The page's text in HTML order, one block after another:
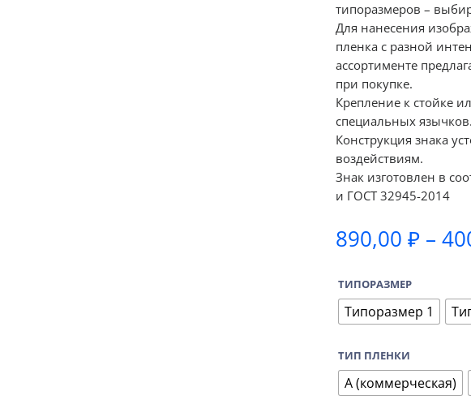
типоразмеров –
Для нанесения
пленка с разной
ассортименте
при покупке.
Крепление к стойке
специальных язычков.
Конструкция знака
воздействиям.
Знак изготовлен в
и ГОСТ 32945-2014
890,00 ₽ –
ТИПОРАЗМЕР
Типоразмер 1
ТИП ПЛЕНКИ
А (коммерческая)